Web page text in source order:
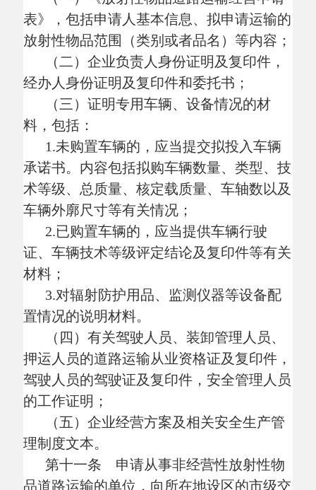
的工作证明；
（五）企业经营方案及相关安全生产管
理制度文本。
第十一条 申请从事非经营性放射性物
品道路运输的单位，向所在地设区的市级交
通运输主管部门提出申请时，除提交第十条
第（三）项、第（五）项规定的材料外，还
应当提交下列材料：
（一）《放射性物品道路运输申请
表》，包括申请人基本信息、拟申请运输的
放射性物品范围（类别或者品名）等内容；
（二）单位负责人身份证明及复印件，
经办人身份证明及复印件和委托书；
（三）有关部门依法批准生产、销售、
使用或者处置放射性物品的有效证明；
（四）放射性物品运输容器、监测仪器
检测合格证明；
（五）对放射性物品运输需求的说明材
料；
（六）有关驾驶人员的驾驶证、道路运
输从业资格证及复印件；
（七）有关专业技术人员的工作证明，
依法应当取得相关从业资格证件的，还应当
提交有效的从业资格证件及复印件。
第十二条 设区的市级交通运输主管部
门应当按照《中华人民共和国道路运输条